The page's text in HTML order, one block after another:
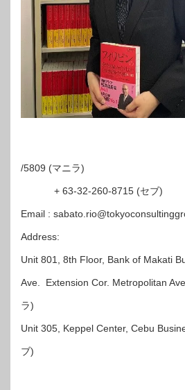
/5809 (マニラ)
+ 63-32-260-8715 (セブ)
Email :
Address:
Unit 801, 8th Floor, Bank of Makati
Ave. Extension Cor. Metropolitan
ラ)
Unit 305, Keppel Center, Cebu
ブ)